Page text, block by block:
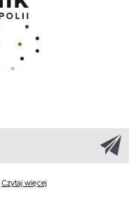
Czytaj więcej